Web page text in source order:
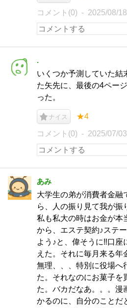
コメント(0) 2025/08/18
.
いくつか予測していた結
た矢先に、最後の4ペー
った。
ナイス ★4
コメント(0) 2025/07/03
あみ
大学生の弟が消費者金融
ら、人の振り見て我が振
私も私大の時はお金が本
から、エステ契約♪ステ
よう♪と、偉そうに‼️口
えた。それに毎月来る年
無理、、、特別に役場へ
た。それなのにお菓子を
た。バカだなあ。。。漫
かるのに、自分のことだ